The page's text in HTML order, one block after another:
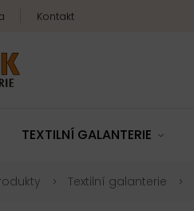
Kontakt
TEXTILNÍ GALANTERIE
Textilní galanterie